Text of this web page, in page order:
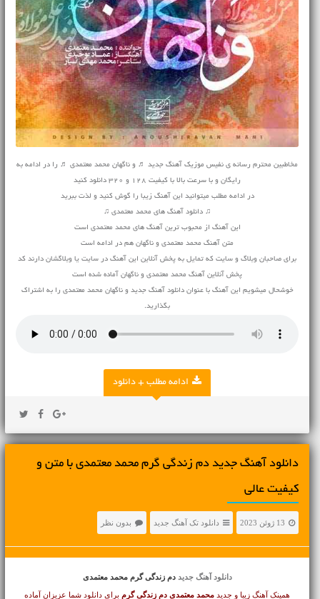
مخاطبین محترم رسانه ی نفیس موزیک آهنگ جدید ♬ و ناگهان محمد معتمدی ♬ را در ادامه به
رایگان و با سرعت بالا با کیفیت 128 و 320 دانلود کنید
در ادامه مطلب میتوانید این آهنگ زیبا را گوش کنید و لذت ببرید
♫ دانلود آهنگ های محمد معتمدی ♫
این آهنگ از محبوب ترین آهنگ های محمد معتمدی است
متن آهنگ محمد معتمدی و ناگهان هم در ادامه است
برای صاحبان وبلاگ و سایت که تمایل به پخش آنلاین این آهنگ در سایت یا وبلاگشان دارند کد
پخش آنلاین آهنگ محمد معتمدی و ناگهان آماده شده است
خوشحال میشویم این آهنگ با عنوان دانلود آهنگ جدید و ناگهان محمد معتمدی را به اشتراک
بگذارید.
ادامه مطلب + دانلود
دانلود آهنگ جديد دم زندگی گرم محمد معتمدی با متن و
کیفیت عالی
13 ژوئن 2023 دانلود تک آهنگ جدید بدون نظر
دانلود آهنگ جدید دم زندگی گرم محمد معتمدی
همینک آهنگ زیبا و جدید محمد معتمدی دم زندگی گرمبرای دانلود شما عزیزان آماده